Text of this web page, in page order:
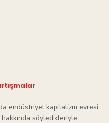
endüstriyel kapitalizm evresi
söyledikleriyle